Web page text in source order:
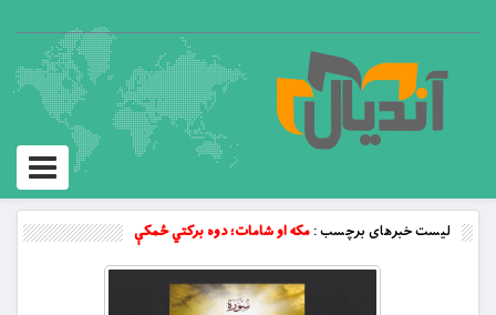
Toggle
لیست خبرهای برچسب :مکه او شامات؛ دوه برکتي ځمکې